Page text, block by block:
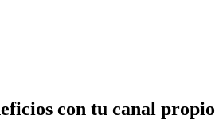
con tu canal propio